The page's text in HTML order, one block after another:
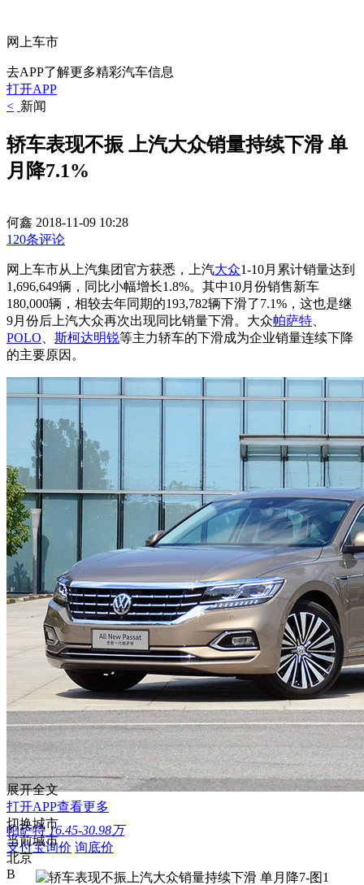
网上车市
去APP了解更多精彩汽车信息
打开APP
< 新闻
轿车表现不振 上汽大众销量持续下滑 单
月降7.1%
何鑫 2018-11-09 10:28
120条评论
网上车市从上汽集团官方获悉，上汽大众1-10月累计销量达到
1,696,649辆，同比小幅增长1.8%。其中10月份销售新车
180,000辆，相较去年同期的193,782辆下滑了7.1%，这也是继
9月份后上汽大众再次出现同比销量下滑。大众帕萨特
POLO
斯柯达明锐等主力轿车的下滑成为企业销量连续下降
的主要原因。
帕萨特 16.45-30.98万
支付宝询价 询底价
展开全文
打开APP查看更多
切换城市
当前城市
北京
B